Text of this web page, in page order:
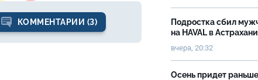
КОММЕНТАРИИ (3)
Подростка сбил
на HAVAL в Астрахани
вчера, 20:32
Осень придет раньше